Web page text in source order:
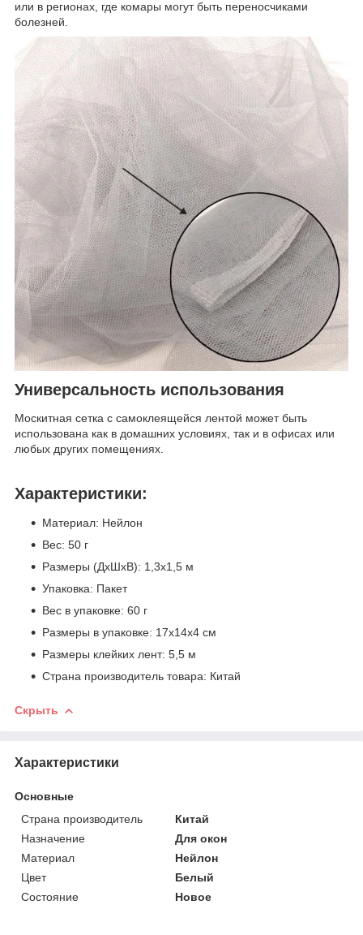
или в регионах, где комары могут быть переносчиками
болезней.
Универсальность использования
Москитная сетка с самоклеящейся лентой может быть
использована как в домашних условиях, так и в офисах или
любых других помещениях.
Характеристики:
Материал: Нейлон
Вес: 50 г
Размеры (ДхШхВ): 1,3х1,5 м
Упаковка: Пакет
Вес в упаковке: 60 г
Размеры в упаковке: 17х14х4 см
Размеры клейких лент: 5,5 м
Страна производитель товара: Китай
Скрыть
Характеристики
Основные
Страна производитель
Китай
Назначение
Для окон
Материал
Нейлон
Цвет
Белый
Состояние
Новое